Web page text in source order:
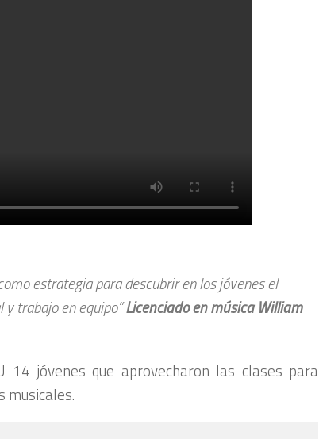
estrategia para descubrir en los jóvenes el
trabajo en equipo”Licenciado en música William
jóvenes que aprovecharon las clases para
musicales.